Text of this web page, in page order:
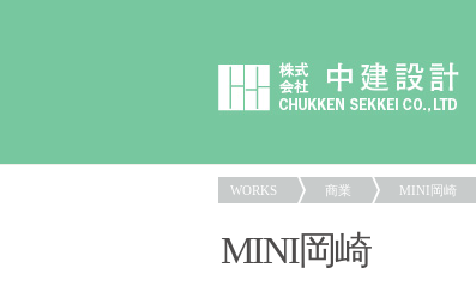
WORKS 商業 MINI岡崎
MINI岡崎